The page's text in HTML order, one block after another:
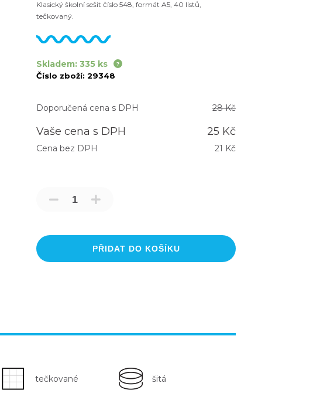
Klasický školní sešit číslo 548, formát A5, 40 listů,
tečkovaný.
Skladem: 335 ks
Číslo zboží: 29348
Doporučená cena s DPH 28 Kč
Vaše cena s DPH 25 Kč
Cena bez DPH 21 Kč
PŘIDAT DO KOŠÍKU
tečkované šitá